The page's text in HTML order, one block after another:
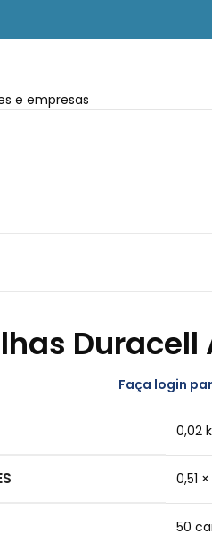
e empresas
Faça login
0,02
0,51
50